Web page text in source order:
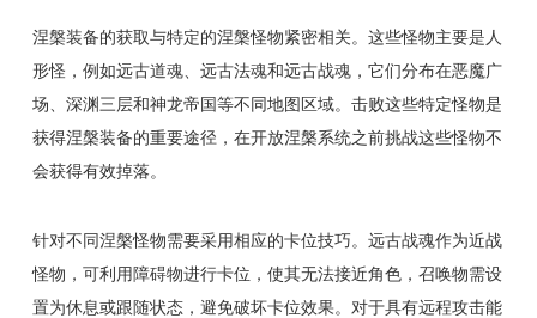
涅槃装备的获取与特定的涅槃怪物紧密相关。这些怪物主要是人
形怪，例如远古道魂、远古法魂和远古战魂，它们分布在恶魔广
场、深渊三层和神龙帝国等不同地图区域。击败这些特定怪物是
获得涅槃装备的重要途径，在开放涅槃系统之前挑战这些怪物不
会获得有效掉落。
针对不同涅槃怪物需要采用相应的卡位技巧。远古战魂作为近战
怪物，可利用障碍物进行卡位，使其无法接近角色，召唤物需设
置为休息或跟随状态，避免破坏卡位效果。对于具有远程攻击能